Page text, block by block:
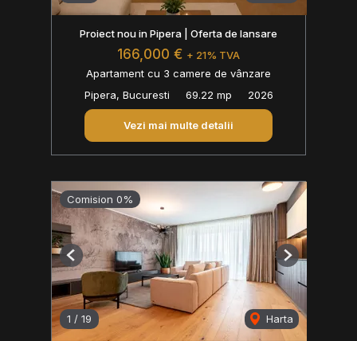
Proiect nou in Pipera | Oferta de lansare
166,000 € + 21% TVA
Apartament cu 3 camere de vânzare
Pipera, Bucuresti
69.22 mp 2026
Vezi mai multe detalii
Comision 0%
1 / 19 Harta
Previous Next